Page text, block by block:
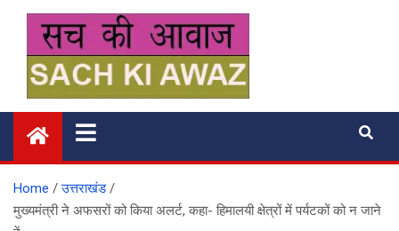
content
सच की आवाज
Home
उत्तराखंड
मुख्यमंत्री ने अफसरों को किया अलर्ट, कहा- हिमालयी क्षेत्रों में पर्यटकों को न जाने